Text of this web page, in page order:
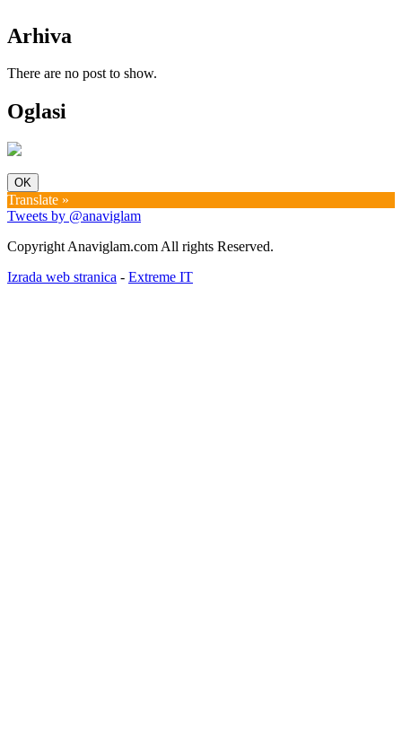
Arhiva
There are no post to show.
Oglasi
OK
Translate »
Tweets by @anaviglam
Copyright Anaviglam.com All rights Reserved.
Izrada web stranica - Extreme IT